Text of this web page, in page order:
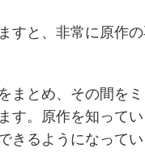
すと、非常に原作
まとめ、その間を
す。原作を知って
きるようになってい